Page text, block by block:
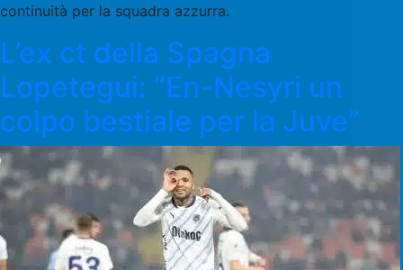
continuità per la squadra azzurra.
L’ex ct della Spagna
Lopetegui: “En-Nesyri un
colpo bestiale per la Juve”